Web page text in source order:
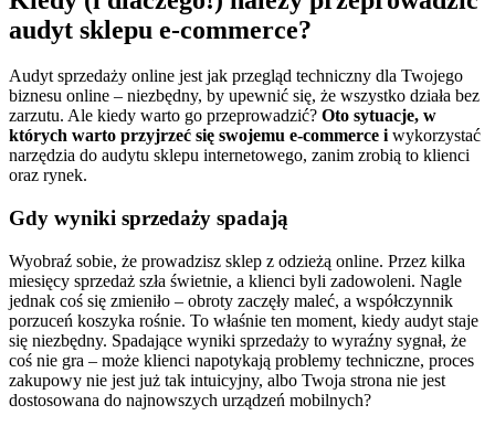
audyt sklepu e-commerce?
Audyt sprzedaży online jest jak przegląd techniczny dla Twojego
biznesu online – niezbędny, by upewnić się, że wszystko działa bez
zarzutu. Ale kiedy warto go przeprowadzić? Oto sytuacje, w
których warto przyjrzeć się swojemu e-commerce iwykorzystać
narzędzia do audytu sklepu internetowego, zanim zrobią to klienci
oraz rynek.
Gdy wyniki sprzedaży spadają
Wyobraź sobie, że prowadzisz sklep z odzieżą online. Przez kilka
miesięcy sprzedaż szła świetnie, a klienci byli zadowoleni. Nagle
jednak coś się zmieniło – obroty zaczęły maleć, a współczynnik
porzuceń koszyka rośnie. To właśnie ten moment, kiedy audyt staje
się niezbędny. Spadające wyniki sprzedaży to wyraźny sygnał, że
coś nie gra – może klienci napotykają problemy techniczne, proces
zakupowy nie jest już tak intuicyjny, albo Twoja strona nie jest
dostosowana do najnowszych urządzeń mobilnych?